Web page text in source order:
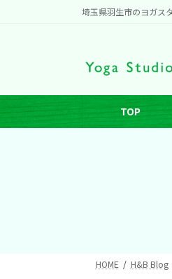
ツ
へ
ス
シ
ョ
ン
埼玉県羽生市のヨガス
TOP
HOME H&B Blog